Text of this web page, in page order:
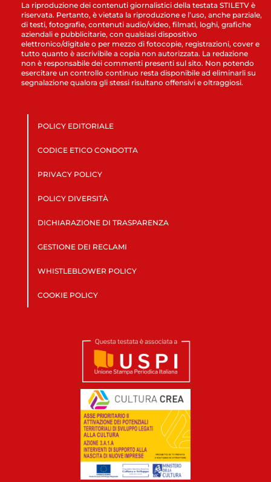
La riproduzione dei contenuti giornalistici della testata STILETV è
riservata. Pertanto, è vietata la riproduzione e l’uso, anche parziale,
di testi, fotografie, contenuti audio/video, filmati, loghi, grafiche
aziendali e pubblicitarie, con qualsiasi dispositivo
elettronico/digitale o per mezzo di fotocopie, registrazioni, cover e
tutto quanto è ascrivibile a copia non autorizzata. La redazione
non è responsabile dei commenti presenti sul sito. Non potendo
esercitare un controllo continuo resta disponibile ad eliminarli su
segnalazione qualora gli stessi risultano offensivi e oltraggiosi.
POLICY EDITORIALE
CODICE ETICO CONDOTTA
PRIVACY POLICY
POLICY DIVERSITÀ
DICHIARAZIONE DI TRASPARENZA
GESTIONE DEI RECLAMI
WHISTLEBLOWER POLICY
COOKIE POLICY